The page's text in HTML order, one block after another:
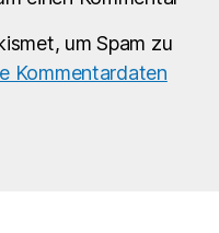
um Spam zu
Kommentardaten